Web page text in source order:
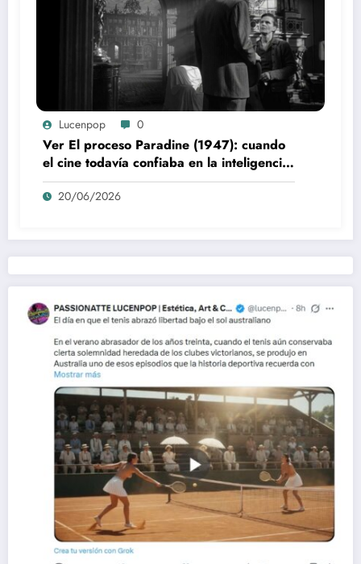
Lucenpop 0
Ver El proceso Paradine (1947): cuando
el cine todavía confiaba en la inteligencia
del espectador
20/06/2026